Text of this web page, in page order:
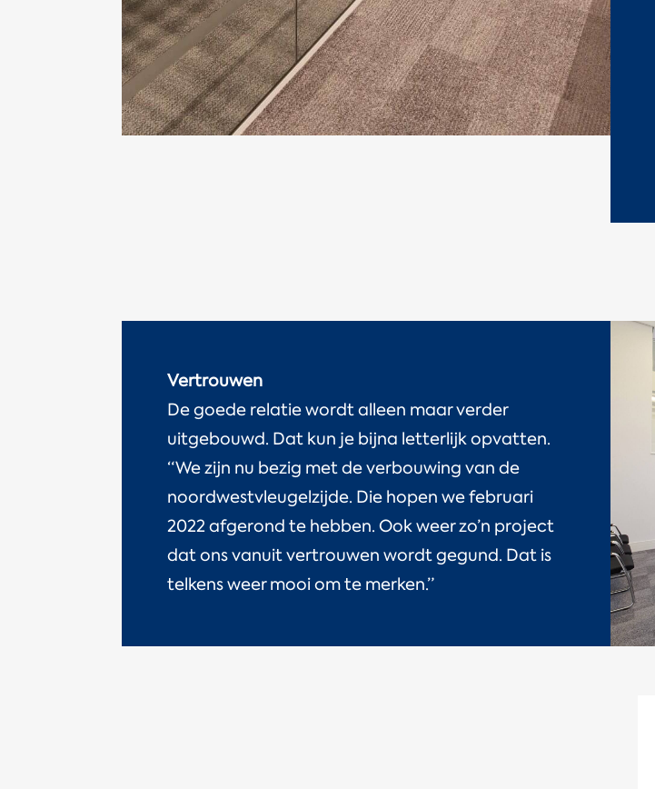
Vertrouwen
De goede relatie wordt alleen maar verder
uitgebouwd. Dat kun je bijna letterlijk opvatten.
“We zijn nu bezig met de verbouwing van de
noordwestvleugelzijde. Die hopen we februari
2022 afgerond te hebben. Ook weer zo’n project
dat ons vanuit vertrouwen wordt gegund. Dat is
telkens weer mooi om te merken.”